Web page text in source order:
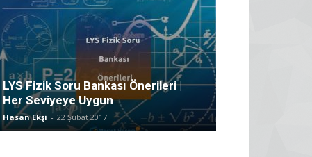
LYS Fizik Soru Bankası Önerileri |
Her Seviyeye Uygun
Hasan Ekşi - 22 Şubat 2017